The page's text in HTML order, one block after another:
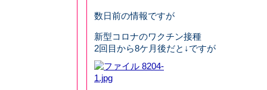
数日前の情報ですが
新型コロナのワクチン接種
2回目から8ケ月後だと↓ですが